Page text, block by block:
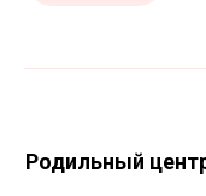
Родильный